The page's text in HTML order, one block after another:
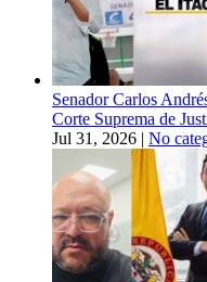
Senador Carlos
Corte Suprema de
Jul 31, 2026 | No